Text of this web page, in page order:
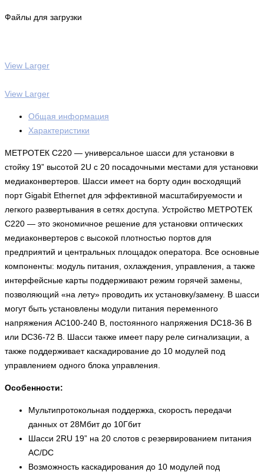
Файлы для загрузки
View Larger
View Larger
Общая информация
Характеристики
МЕТРОТЕК C220 — универсальное шасси для установки в
стойку 19” высотой 2U с 20 посадочными местами для установки
медиаконвертеров. Шасси имеет на борту один восходящий
порт Gigabit Ethernet для эффективной масштабируемости и
легкого развертывания в сетях доступа. Устройство МЕТРОТЕК
C220 — это экономичное решение для установки оптических
медиаконвертеров с высокой плотностью портов для
предприятий и центральных площадок оператора. Все основные
компоненты: модуль питания, охлаждения, управления, а также
интерфейсные карты поддерживают режим горячей замены,
позволяющий «на лету» проводить их установку/замену. В шасси
могут быть установлены модули питания переменного
напряжения AC100-240 В, постоянного напряжения DC18-36 В
или DC36-72 В. Шасси также имеет пару реле сигнализации, а
также поддерживает каскадирование до 10 модулей под
управлением одного блока управления.
Особенности:
Мультипротокольная поддержка, скорость передачи
данных от 28Мбит до 10Гбит
Шасси 2RU 19” на 20 слотов с резервированием питания
AC/DC
Возможность каскадирования до 10 модулей под